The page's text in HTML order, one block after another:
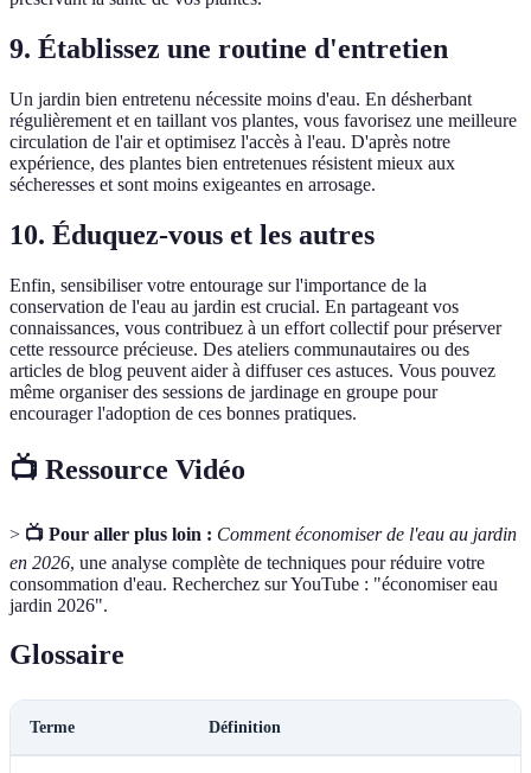
9. Établissez une routine d'entretien
Un jardin bien entretenu nécessite moins d'eau. En désherbant
régulièrement et en taillant vos plantes, vous favorisez une meilleure
circulation de l'air et optimisez l'accès à l'eau. D'après notre
expérience, des plantes bien entretenues résistent mieux aux
sécheresses et sont moins exigeantes en arrosage.
10. Éduquez-vous et les autres
Enfin, sensibiliser votre entourage sur l'importance de la
conservation de l'eau au jardin est crucial. En partageant vos
connaissances, vous contribuez à un effort collectif pour préserver
cette ressource précieuse. Des ateliers communautaires ou des
articles de blog peuvent aider à diffuser ces astuces. Vous pouvez
même organiser des sessions de jardinage en groupe pour
encourager l'adoption de ces bonnes pratiques.
📺 Ressource Vidéo
> 📺 Pour aller plus loin : Comment économiser de l'eau au jardin
en 2026, une analyse complète de techniques pour réduire votre
consommation d'eau. Recherchez sur YouTube : "économiser eau
jardin 2026".
Glossaire
Terme Définition